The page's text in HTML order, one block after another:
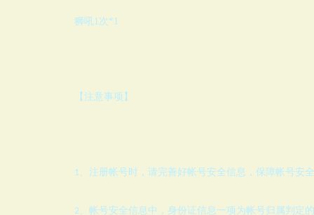
狮吼1次*1
【注意事项】
1、注册帐号时，请完善好帐号安全信息，保障帐号安
2、帐号安全信息中，身份证信息一项为帐号归属判定